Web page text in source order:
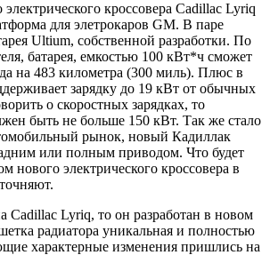
кроссовера Cadillac Lyriq
для элетрокаров GM. В паре
Ultium, собственной разработки. По
батарея, емкостью 100 кВт*ч сможет
на 483 километра (300 миль). Плюс в
зарядку до 19 кВт от обычных
о скоростных зарядках, то
быть не больше 150 кВт. Так же стало
рынок, новый Кадиллак
или полным приводом. Что будет
нового электрического кроссовера в
Cadillac Lyriq, то он разработан в новом
радиатора уникальная и полностью
характерные изменения пришлись на